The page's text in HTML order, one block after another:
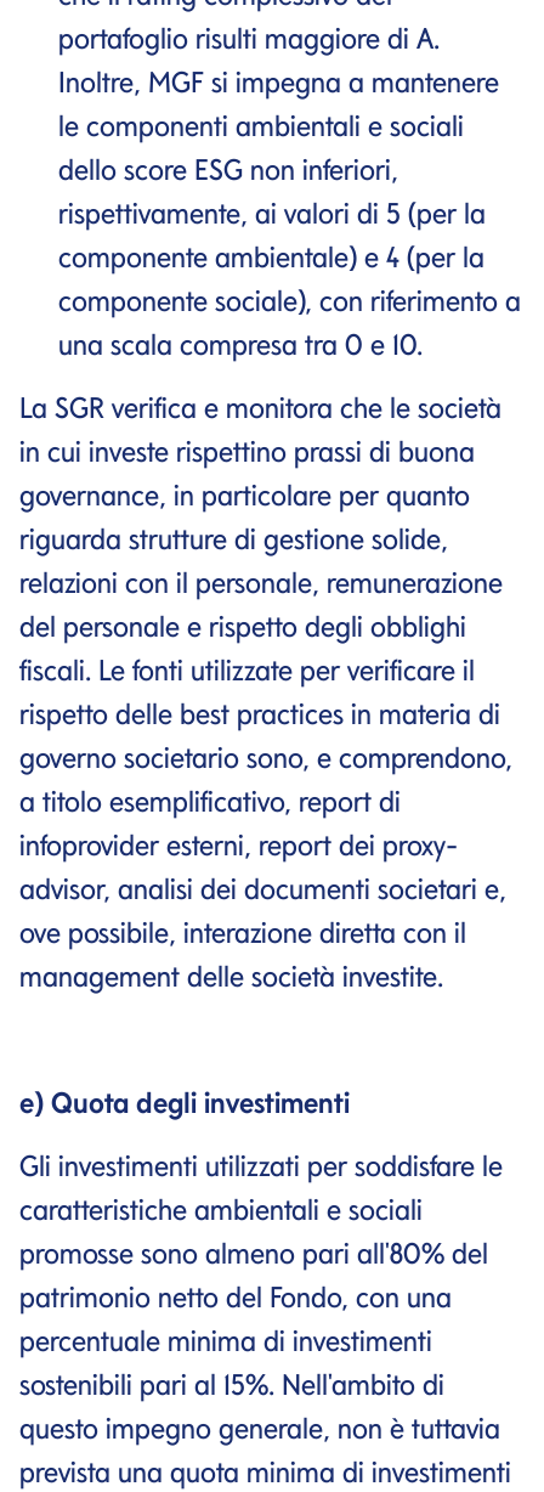
portafoglio risulti maggiore di A.
Inoltre, MGF si impegna a mantenere
le componenti ambientali e sociali
dello score ESG non inferiori,
rispettivamente, ai valori di 5 (per la
componente ambientale) e 4 (per la
componente sociale), con riferimento a
una scala compresa tra 0 e 10.
La SGR verifica e monitora che le società
in cui investe rispettino prassi di buona
governance, in particolare per quanto
riguarda strutture di gestione solide,
relazioni con il personale, remunerazione
del personale e rispetto degli obblighi
fiscali. Le fonti utilizzate per verificare il
rispetto delle best practices in materia di
governo societario sono, e comprendono,
a titolo esemplificativo, report di
infoprovider esterni, report dei proxy-
advisor, analisi dei documenti societari e,
ove possibile, interazione diretta con il
management delle società investite.
e) Quota degli investimenti
Gli investimenti utilizzati per soddisfare le
caratteristiche ambientali e sociali
promosse sono almeno pari all'80% del
patrimonio netto del Fondo, con una
percentuale minima di investimenti
sostenibili pari al 15%. Nell'ambito di
questo impegno generale, non è tuttavia
prevista una quota minima di investimenti